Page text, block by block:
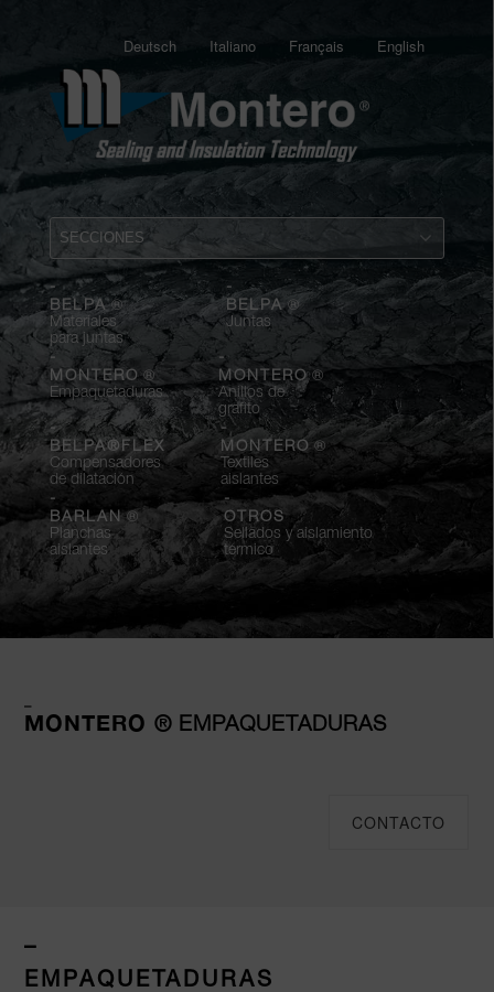
English
Français
Italiano
Deutsch
-
BELPA®
Materiales
para juntas
-
BELPA®
Juntas
-
MONTERO®
Empaquetaduras
-
MONTERO®
Anillos de
grafito
-
BELPA®FLEX
Compensadores
de dilatación
-
MONTERO ®
Textiles
aislantes
-
BARLAN®
Planchas
aislantes
-
OTROS
Sellados y aislamiento
térmico
–
MONTERO ® EMPAQUETADURAS
CONTACTO
–
EMPAQUETADURAS